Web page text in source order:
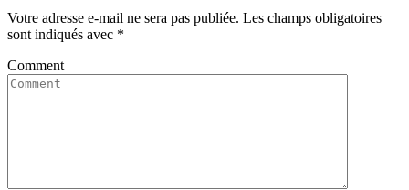
Votre adresse e-mail ne sera pas publiée. Les champs obligatoires
sont indiqués avec *
Comment